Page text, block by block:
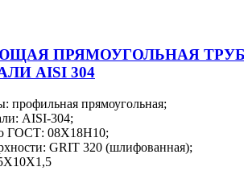
ПРЯМОУГОЛЬНАЯ
AISI 304
профильная прямоугольная;
AISI-304;
ГОСТ: 08Х18Н10;
GRIT 320 (шлифованная);